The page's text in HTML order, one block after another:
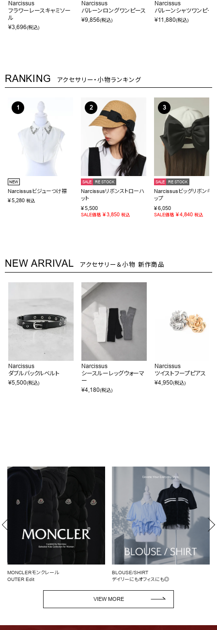
Narcissus
フラワーレースキャミソー
ル
¥3,696(税込)
Narcissus
バルーンロングワンピース
¥9,856(税込)
Narcissus
バルーンシャツワンピー
¥11,880(税込)
RANKING アクセサリー・小物ランキング
NEW
Narcissusビジューつけ襟
¥5,280 税込
SALE RE STOCK
Narcissusリボンストローハ
ット
¥5,500
SALE価格 ¥3,850 税込
SALE RE STOCK
Narcissusビッグリボンキャ
ップ
¥6,050
SALE価格 ¥4,840 税込
NEW ARRIVAL アクセサリー＆小物 新作商品
Narcissus
ダブルバックルベルト
¥5,500(税込)
Narcissus
シースルーレッグウォーマ
ー
¥4,180(税込)
Narcissus
ツイストフープピアス
¥4,950(税込)
MONCLERモンクレール
OUTER Edit
BLOUSE/SHIRT
デイリーにもオフィスにも◎
VIEW MORE